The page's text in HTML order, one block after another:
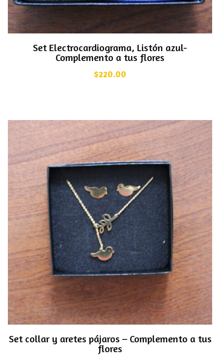
Set Electrocardiograma, Listón azul-
Complemento a tus flores
$220.00
Set collar y aretes pájaros – Complemento a tus
flores